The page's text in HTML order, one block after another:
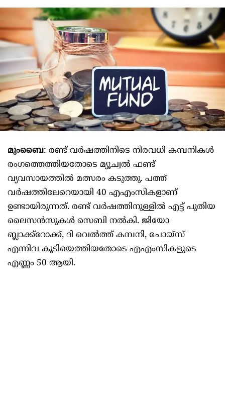
മുംബൈ: രണ്ട് വർഷത്തിനിടെ നിരവധി കമ്പനികള്‍
രംഗത്തെത്തിയതോടെ മ്യൂച്വല്‍ ഫണ്ട്
വ്യവസായത്തില്‍ മത്സരം കടുത്തു. പത്ത്
വർഷത്തിലേറെയായി 40 എഎംസികളാണ്
ഉണ്ടായിരുന്നത്. രണ്ട് വർഷത്തിനുള്ളില്‍ എട്ട് പുതിയ
ലൈസൻസുകള്‍ സെബി നല്‍കി. ജിയോ
ബ്ലാക്ക്റോക്ക്, ദി വെല്‍ത്ത് കമ്പനി, ചോയ്സ്
എന്നിവ കൂടിയെത്തിയതോടെ എഎംസികളുടെ
എണ്ണം 50 ആയി.